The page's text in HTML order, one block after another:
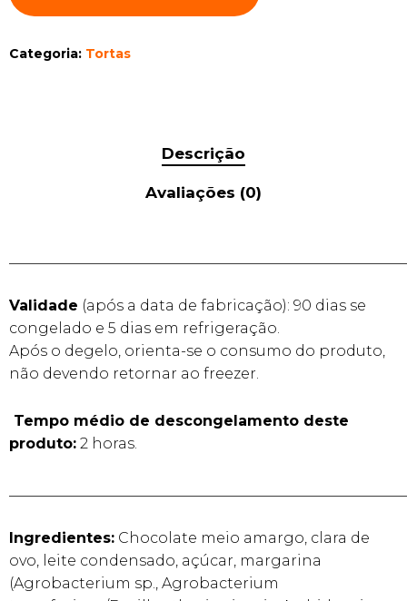
Categoria: Tortas
Descrição
Avaliações (0)
Validade (após a data de fabricação): 90 dias se
congelado e 5 dias em refrigeração.
Após o degelo, orienta-se o consumo do produto,
não devendo retornar ao freezer.
Tempo médio de descongelamento deste
produto: 2 horas.
Ingredientes: Chocolate meio amargo, clara de
ovo, leite condensado, açúcar, margarina
(Agrobacterium sp., Agrobacterium